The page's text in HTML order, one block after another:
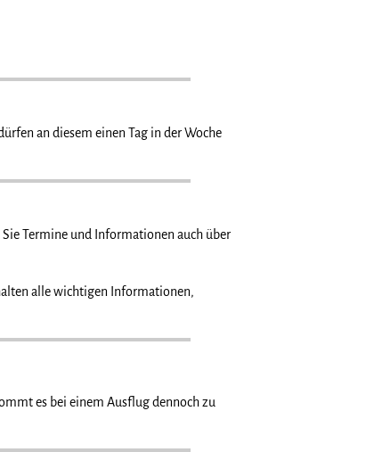
an diesem einen Tag in der Woche
Termine und Informationen auch über
alle wichtigen Informationen,
es bei einem Ausflug dennoch zu